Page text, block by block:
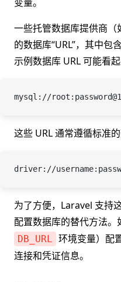
一些托管数据库提供商
的数据库“URL”，其中包
示例数据库 URL 可能看起
mysql://
这些 URL 通常遵循标准的
driver://
为了方便，Laravel 支持
配置数据库的替代方法。
DB_URL 环境变量）配
连接和凭证信息。